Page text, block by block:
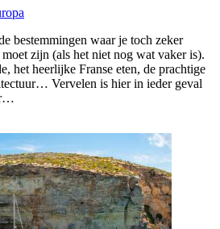
bestemmingen waar je toch zeker
zijn (als het niet nog wat vaker is).
het heerlijke Franse eten, de prachtige
Vervelen is hier in ieder geval